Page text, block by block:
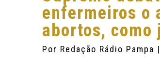
enfermeiros o
abortos, como
Por Redação Rádio Pampa